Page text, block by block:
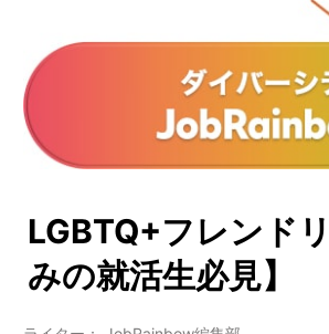
LGBTQ+フレンド
みの就活生必見】